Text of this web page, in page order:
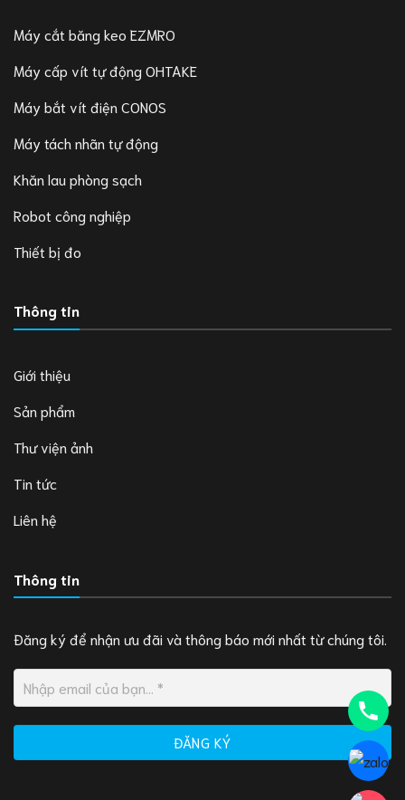
Máy cắt băng keo EZMRO
Máy cấp vít tự động OHTAKE
Máy bắt vít điện CONOS
Máy tách nhãn tự động
Khăn lau phòng sạch
Robot công nghiệp
Thiết bị đo
Thông tin
Giới thiệu
Sản phẩm
Thư viện ảnh
Tin tức
Liên hệ
Thông tin
Đăng ký để nhận ưu đãi và thông báo mới nhất từ chúng tôi.